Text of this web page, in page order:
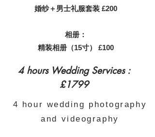
婚纱＋男士礼服套装 £200
相册：
精装相册（15寸） £100
4 hours Wedding Services :
£1799
4 hour wedding photography
and videography